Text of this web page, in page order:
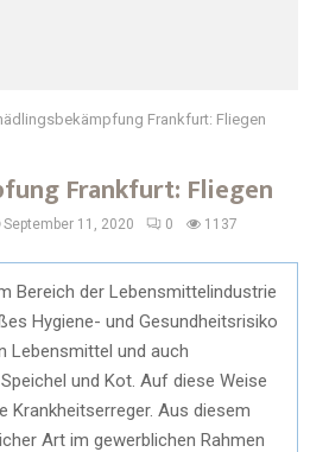
Frankfurt: Fliegen
Frankfurt: Fliegen
September 11, 2020 0 1137
Bereich der Lebensmittelindustrie
Hygiene- und Gesundheitsrisiko
Lebensmittel und auch
und Kot. Auf diese Weise
Krankheitserreger. Aus diesem
Art im gewerblichen Rahmen